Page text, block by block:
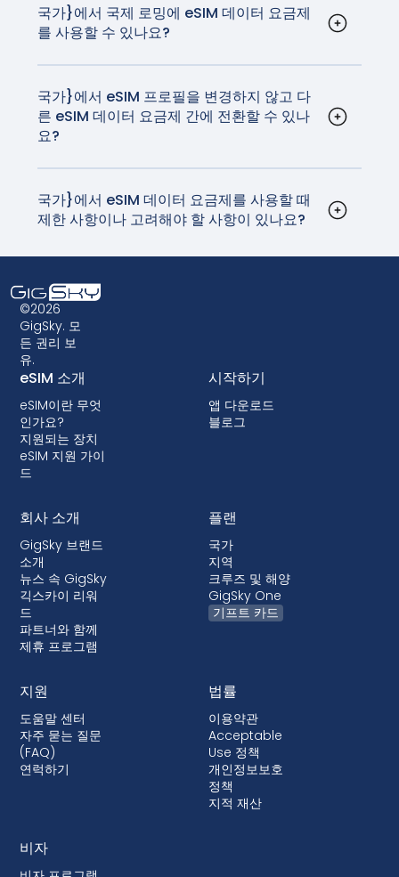
사를 변경할 수 있습니다.
국가}에서 국제 로밍에 eSIM 데이터 요금제
를 사용할 수 있나요?
신사가 부과하는 데이터 로밍 비용의 일부로 고품질
의 안정적인 네트워크와 연결을 제공합니다.
국가}에서 eSIM 프로필을 변경하지 않고 다
른 eSIM 데이터 요금제 간에 전환할 수 있나
요?
정은 매우 간단하며 실제 SIM 카드를 교체할 필요가
없습니다. 집에 돌아가기 전에 SIM 카드를 분실하지
니다.
국가}에서 eSIM 데이터 요금제를 사용할 때
제한 사항이나 고려해야 할 사항이 있나요?
호환되는지 확인하는 것이 중요합니다. 또한 일부 구
형 디바이스는 eSIM 기술을 지원하지 않을 수 있으
므로 eSIM 데이터 요금제를 선택하기 전에 호환성
을 확인하는 것이 중요합니다. 일부 이동통신사에서
는 단말기를 잠가서 eSIM을 사용하지 못하게 할 수
도 있습니다. 대부분의 국가에서는 잠금 기능이 허용
되지 않지만, 잠금 기능이 있는 경우 대부분 후불 요
금제에서 단말기 할부 구매 시 함께 제공됩니다.
©2026
GigSky. 모
든 권리 보
유.
eSIM 소개
eSIM이란 무엇
인가요?
지원되는 장치
eSIM 지원 가이
드
시작하기
앱 다운로드
블로그
회사 소개
GigSky 브랜드
소개
뉴스 속 GigSky
긱스카이 리워
드
파트너와 함께
제휴 프로그램
플랜
국가
지역
크루즈 및 해양
GigSky One
기프트 카드
지원
도움말 센터
자주 묻는 질문
(FAQ)
연럭하기
법률
이용약관
Acceptable
Use 정책
개인정보보호
정책
지적 재산
비자